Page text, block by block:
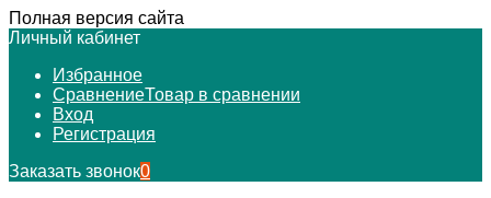
Полная версия сайта
Личный кабинет
Избранное
СравнениеТовар в сравнении
Вход
Регистрация
Заказать звонок0